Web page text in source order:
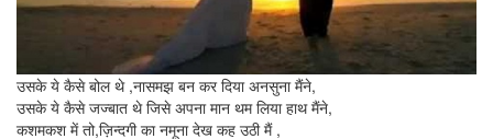
उसके ये कैसे बोल थे ,नासमझ बन कर दिया अनसुना मैंने,
उसके ये कैसे जज्बात थे जिसे अपना मान थम लिया हाथ मैंने,
कशमकश में तो,ज़िन्दगी का नमूना देख कह उठी मैं ,